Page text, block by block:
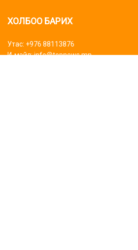
ХОЛБОО БАРИХ
Утас: +976 88113876
И-мэйл: info@topnews.mn